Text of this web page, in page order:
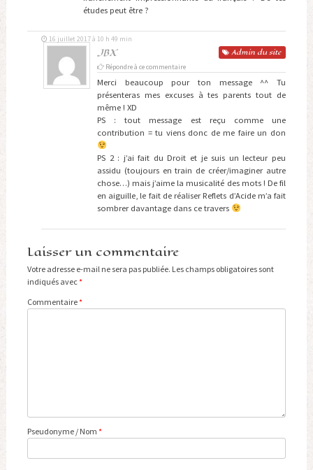
études peut être ?
JBX Admin du site
16 juillet 2017 à 10 h 49 min
Répondre à ce commentaire
Merci beaucoup pour ton message ^^ Tu
présenteras mes excuses à tes parents tout de
même ! XD
PS : tout message est reçu comme une
contribution = tu viens donc de me faire un don
PS 2 : j’ai fait du Droit et je suis un lecteur peu
assidu (toujours en train de créer/imaginer autre
chose…) mais j’aime la musicalité des mots ! De fil
en aiguille, le fait de réaliser Reflets d’Acide m’a fait
sombrer davantage dans ce travers
Laisser un commentaire
Votre adresse e-mail ne sera pas publiée. Les champs obligatoires sont
indiqués avec*
Commentaire*
Pseudonyme / Nom *